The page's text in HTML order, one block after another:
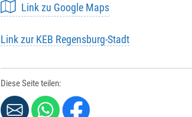
Link zu Google Maps
Link zur KEB Regensburg-Stadt
Diese Seite teilen: